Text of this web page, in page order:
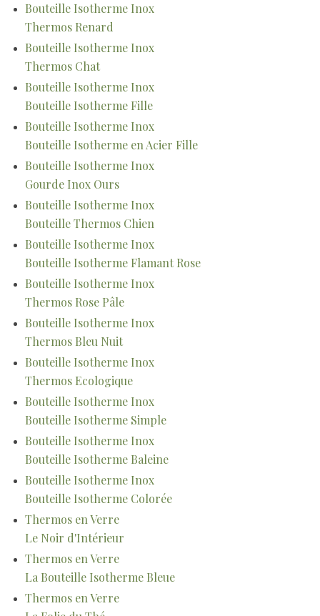
Bouteille Isotherme Inox
Thermos Renard
Bouteille Isotherme Inox
Thermos Chat
Bouteille Isotherme Inox
Bouteille Isotherme Fille
Bouteille Isotherme Inox
Bouteille Isotherme en Acier Fille
Bouteille Isotherme Inox
Gourde Inox Ours
Bouteille Isotherme Inox
Bouteille Thermos Chien
Bouteille Isotherme Inox
Bouteille Isotherme Flamant Rose
Bouteille Isotherme Inox
Thermos Rose Pâle
Bouteille Isotherme Inox
Thermos Bleu Nuit
Bouteille Isotherme Inox
Thermos Ecologique
Bouteille Isotherme Inox
Bouteille Isotherme Simple
Bouteille Isotherme Inox
Bouteille Isotherme Baleine
Bouteille Isotherme Inox
Bouteille Isotherme Colorée
Thermos en Verre
Le Noir d'Intérieur
Thermos en Verre
La Bouteille Isotherme Bleue
Thermos en Verre